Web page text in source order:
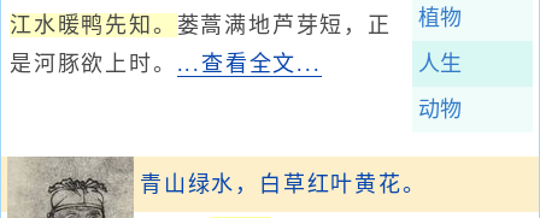
植物
人生
动物
江水暖鸭先知。 蒌蒿满地芦芽短，正
是河豚欲上时。 ...查看全文...
青山绿水，白草红叶黄花。